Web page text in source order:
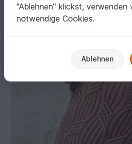
"Ablehnen" klickst, verwenden
notwendige Cookies.
Ablehnen